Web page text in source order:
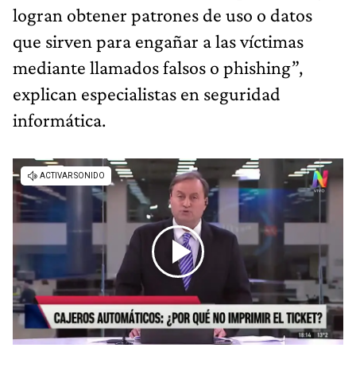
logran obtener patrones de uso o datos
que sirven para engañar a las víctimas
mediante llamados falsos o phishing”,
explican especialistas en seguridad
informática.